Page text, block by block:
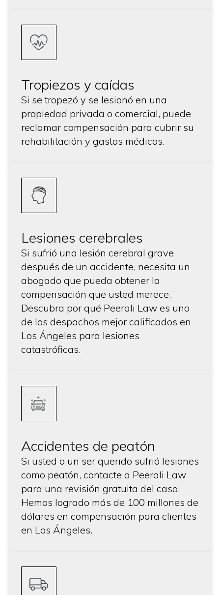
Tropiezos y caídas
Si se tropezó y se lesionó en una
propiedad privada o comercial, puede
reclamar compensación para cubrir su
rehabilitación y gastos médicos.
Lesiones cerebrales
Si sufrió una lesión cerebral grave
después de un accidente, necesita un
abogado que pueda obtener la
compensación que usted merece.
Descubra por qué Peerali Law es uno
de los despachos mejor calificados en
Los Ángeles para lesiones
catastróficas.
Accidentes de peatón
Si usted o un ser querido sufrió lesiones
como peatón, contacte a Peerali Law
para una revisión gratuita del caso.
Hemos logrado más de 100 millones de
dólares en compensación para clientes
en Los Ángeles.